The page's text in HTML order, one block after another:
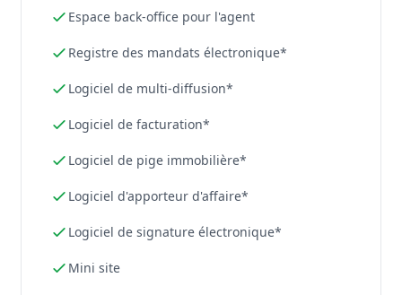
Espace back-office pour l'agent
Registre des mandats électronique*
Logiciel de multi-diffusion*
Logiciel de facturation*
Logiciel de pige immobilière*
Logiciel d'apporteur d'affaire*
Logiciel de signature électronique*
Mini site